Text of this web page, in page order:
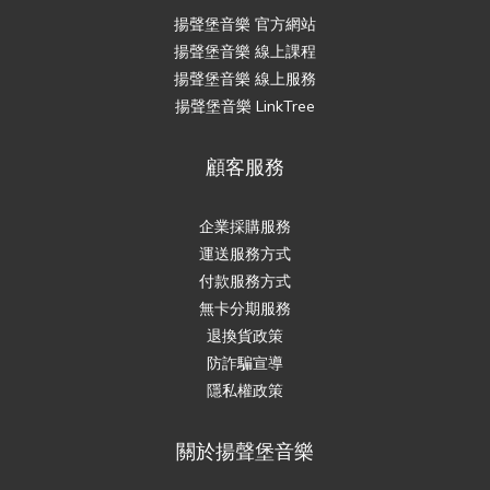
揚聲堡音樂 官方網站
揚聲堡音樂 線上課程
揚聲堡音樂 線上服務
揚聲堡音樂 LinkTree
顧客服務
企業採購服務
運送服務方式
付款服務方式
無卡分期服務
退換貨政策
防詐騙宣導
隱私權政策
關於揚聲堡音樂